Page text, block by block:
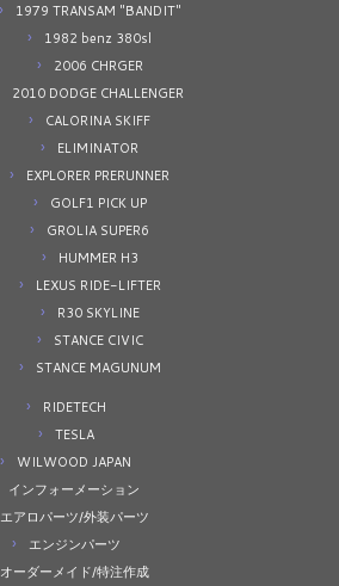
1979 TRANSAM "BANDIT"
1982 benz 380sl
2006 CHRGER
2010 DODGE CHALLENGER
CALORINA SKIFF
ELIMINATOR
EXPLORER PRERUNNER
GOLF1 PICK UP
GROLIA SUPER6
HUMMER H3
LEXUS RIDE-LIFTER
R30 SKYLINE
STANCE CIVIC
STANCE MAGUNUM
RIDETECH
TESLA
WILWOOD JAPAN
インフォーメーション
エアロパーツ/外装パーツ
エンジンパーツ
オーダーメイド/特注作成